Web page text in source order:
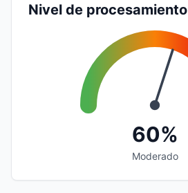
Nivel de procesamiento
60%
Moderado